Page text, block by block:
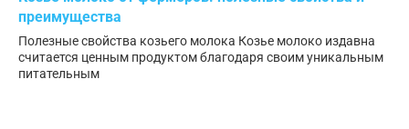
преимущества
Полезные свойства козьего молока Козье молоко издавна
считается ценным продуктом благодаря своим уникальным
питательным